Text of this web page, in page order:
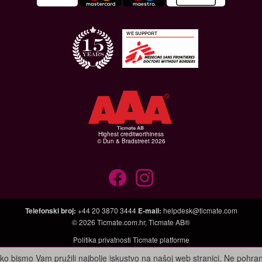
WE SUPPORT
Highest creditworthiness
© Dun & Bradstreet 2026
Telefonski broj: +44 20 3870 3444 E-mail: helpdesk@ticmate.com
© 2026 Ticmate.com.hr, Ticmate AB®
Politika privatnosti Ticmate platforme
bismo Vam pružili najbolje iskustvo na našoj web stranici. Ne